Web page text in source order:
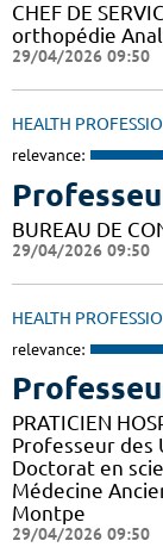
CHEF DE
orthopédie
29/04/2026 09:50
HEALTH
relevance:
BUREAU DE
29/04/2026 09:50
HEALTH
relevance:
PRATICIEN
Professeur des
Doctorat en
Médecine
Montpe
29/04/2026 09:50